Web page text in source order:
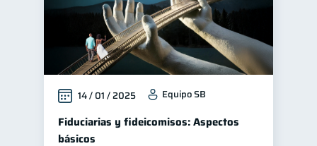
14 / 01 / 2025 Equipo SB
Fiduciarias y fideicomisos: Aspectos
básicos